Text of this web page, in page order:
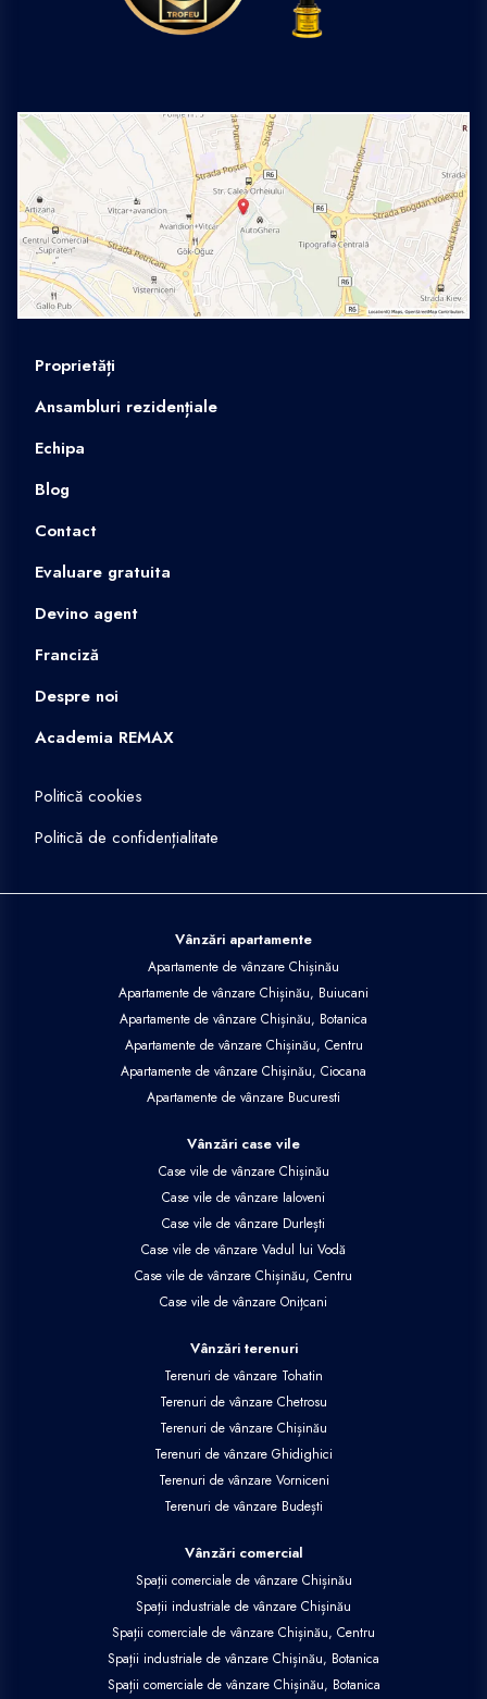
Proprietăți
Ansambluri rezidențiale
Echipa
Blog
Contact
Evaluare gratuita
Devino agent
Franciză
Despre noi
Academia REMAX
Politică cookies
Politică de confidențialitate
Vânzări apartamente
Apartamente de vânzare Chișinău
Apartamente de vânzare Chișinău, Buiucani
Apartamente de vânzare Chișinău, Botanica
Apartamente de vânzare Chișinău, Centru
Apartamente de vânzare Chișinău, Ciocana
Apartamente de vânzare Bucuresti
Vânzări case vile
Case vile de vânzare Chișinău
Case vile de vânzare Ialoveni
Case vile de vânzare Durlești
Case vile de vânzare Vadul lui Vodă
Case vile de vânzare Chișinău, Centru
Case vile de vânzare Onițcani
Vânzări terenuri
Terenuri de vânzare Tohatin
Terenuri de vânzare Chetrosu
Terenuri de vânzare Chișinău
Terenuri de vânzare Ghidighici
Terenuri de vânzare Vorniceni
Terenuri de vânzare Budești
Vânzări comercial
Spații comerciale de vânzare Chișinău
Spații industriale de vânzare Chișinău
Spații comerciale de vânzare Chișinău, Centru
Spații industriale de vânzare Chișinău, Botanica
Spații comerciale de vânzare Chișinău, Botanica